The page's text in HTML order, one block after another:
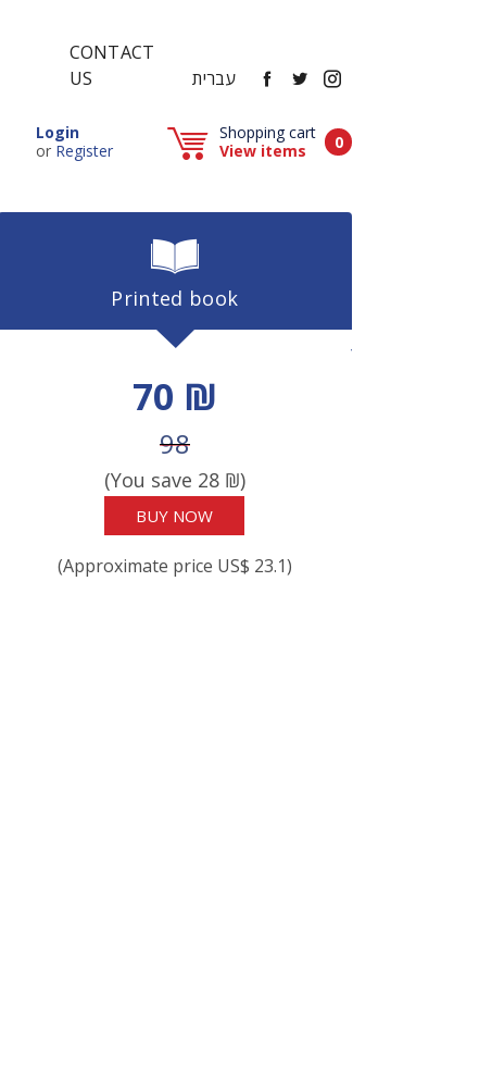
CONTACT
US
עברית FACEBOOK
TWITTER
INSTAGRAM
LoginPopup window (Can be closed by ESCAPE key)
or RegisterPopup window (Can be closed by ESCAPE key)
Shopping cart
View items
0Items in cart
Printed book
Discount price
70 ₪
Price before discount
98
(You save 28₪)
BUY NOW
(Approximate price US$ 23.1)